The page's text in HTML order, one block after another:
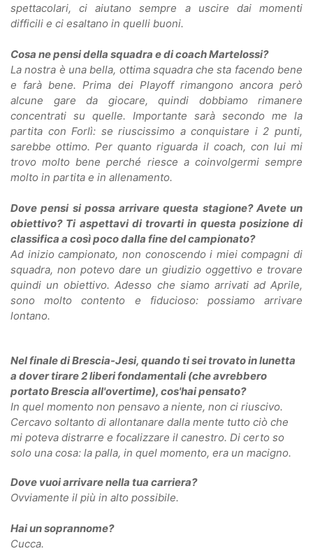
spettacolari, ci aiutano sempre a uscire dai momenti
difficili e ci esaltano in quelli buoni.
Cosa ne pensi della squadra e di coach Martelossi?
La nostra è una bella, ottima squadra che sta facendo bene
e farà bene. Prima dei Playoff rimangono ancora però
alcune gare da giocare, quindi dobbiamo rimanere
concentrati su quelle. Importante sarà secondo me la
partita con Forlì: se riuscissimo a conquistare i 2 punti,
sarebbe ottimo. Per quanto riguarda il coach, con lui mi
trovo molto bene perché riesce a coinvolgermi sempre
molto in partita e in allenamento.
Dove pensi si possa arrivare questa stagione? Avete un
obiettivo? Ti aspettavi di trovarti in questa posizione di
classifica a così poco dalla fine del campionato?
Ad inizio campionato, non conoscendo i miei compagni di
squadra, non potevo dare un giudizio oggettivo e trovare
quindi un obiettivo. Adesso che siamo arrivati ad Aprile,
sono molto contento e fiducioso: possiamo arrivare
lontano.
Nel finale di Brescia-Jesi, quando ti sei trovato in lunetta
a dover tirare 2 liberi fondamentali (che avrebbero
portato Brescia all'overtime), cos'hai pensato?
In quel momento non pensavo a niente, non ci riuscivo.
Cercavo soltanto di allontanare dalla mente tutto ciò che
mi poteva distrarre e focalizzare il canestro. Di certo so
solo una cosa: la palla, in quel momento, era un macigno.
Dove vuoi arrivare nella tua carriera?
Ovviamente il più in alto possibile.
Hai un soprannome?
Cucca.